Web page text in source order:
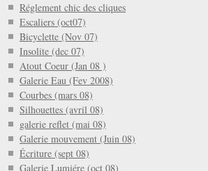
Réglement chic des cliques
Escaliers (oct07)
Bicyclette (Nov 07)
Insolite (dec 07)
Atout Coeur (Jan 08 )
Galerie Eau (Fev 2008)
Courbes (mars 08)
Silhouettes (avril 08)
galerie reflet (mai 08)
Galerie mouvement (Juin 08)
Écriture (sept 08)
Galerie Lumiére (oct 08)